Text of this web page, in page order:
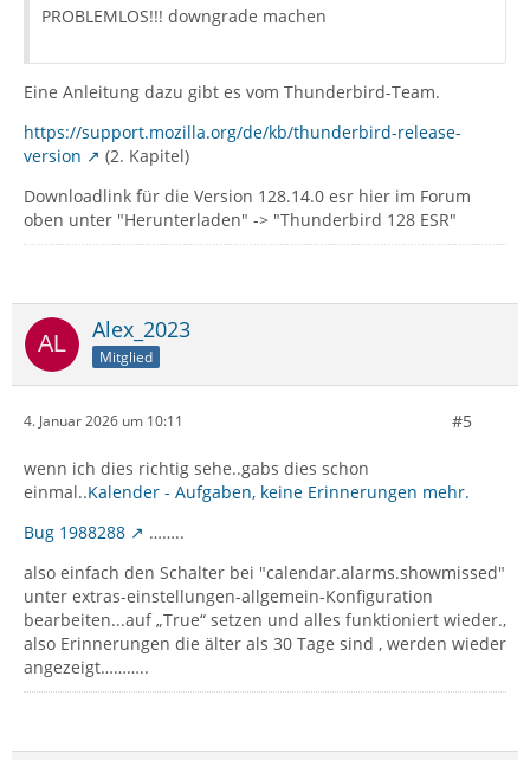
PROBLEMLOS!!! downgrade machen
Eine Anleitung dazu gibt es vom Thunderbird-Team.
https://support.mozilla.org/de/kb/thunderbird-release-
version
(2. Kapitel)
Downloadlink für die Version 128.14.0 esr hier im Forum
oben unter "Herunterladen" -> "Thunderbird 128 ESR"
Alex_2023
Mitglied
4. Januar 2026 um 10:11 #5
wenn ich dies richtig sehe..gabs dies schon
einmal..Kalender - Aufgaben, keine Erinnerungen mehr.
Bug 1988288
……..
also einfach den Schalter bei "calendar.alarms.showmissed"
unter extras-einstellungen-allgemein-Konfiguration
bearbeiten...auf „True“ setzen und alles funktioniert wieder.,
also Erinnerungen die älter als 30 Tage sind , werden wieder
angezeigt………..